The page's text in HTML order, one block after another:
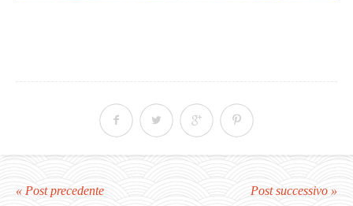
« Post precedente Post successivo »